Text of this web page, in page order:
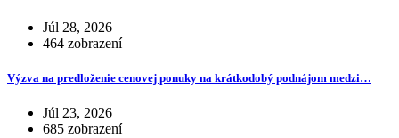
Júl 28, 2026
464 zobrazení
Výzva na predloženie cenovej ponuky na krátkodobý podnájom medzi…
Júl 23, 2026
685 zobrazení